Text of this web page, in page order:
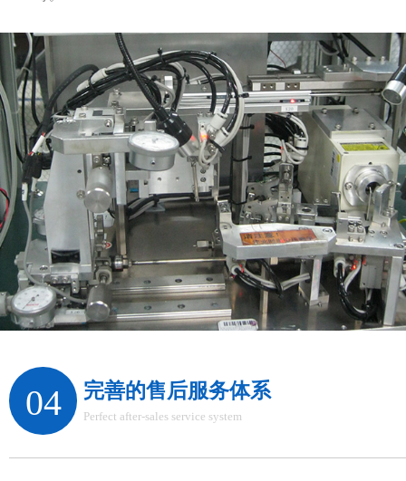
04 完善的售后服务体系
Perfect after-sales service system